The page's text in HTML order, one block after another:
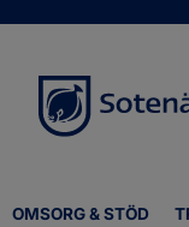
OMSORG & STÖD